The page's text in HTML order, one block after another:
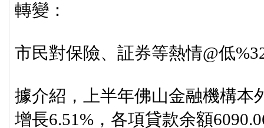
轉變：
市民對保險、証券等熱情@低
據介紹，上半年佛山金融機構本
增長6.51%，各項貸款余額